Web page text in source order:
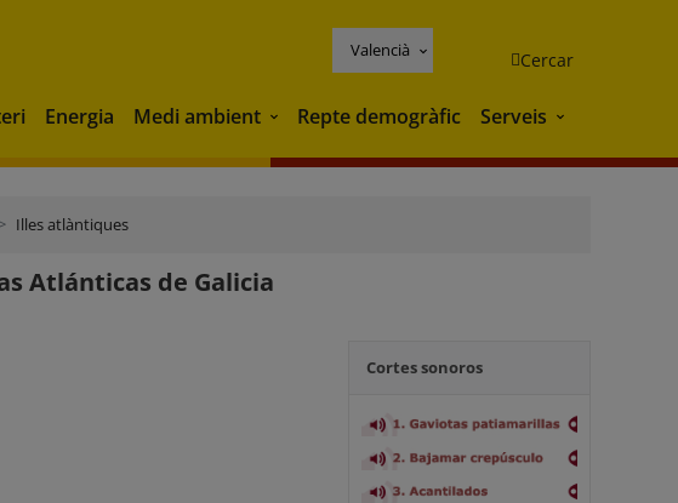
Valencià Cercar
Energia Medi ambient Medi ambient
Repte demogràfic Serveis Serveis
Illes atlàntiques
Atlánticas de Galicia
Cortes sonoros